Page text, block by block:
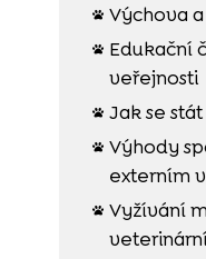
 Výchova

Edukační
veřejnosti
 Jak se
 Výhody
externím
 Vyžívání